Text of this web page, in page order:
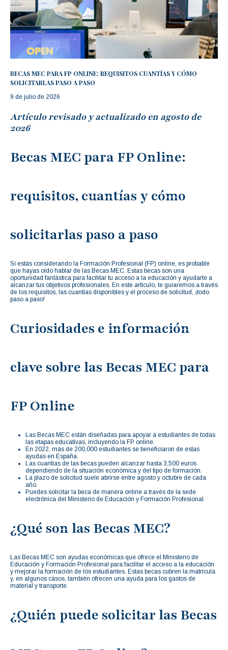
BECAS MEC PARA FP ONLINE: REQUISITOS CUANTÍAS Y CÓMO
SOLICITARLAS PASO A PASO
9 de julio de 2026
Artículo revisado y actualizado en agosto de
2026
Becas MEC para FP Online:
requisitos, cuantías y cómo
solicitarlas paso a paso
Si estás considerando la Formación Profesional (FP) online, es probable
que hayas oído hablar de las Becas MEC. Estas becas son una
oportunidad fantástica para facilitar tu acceso a la educación y ayudarte a
alcanzar tus objetivos profesionales. En este artículo, te guiaremos a través
de los requisitos, las cuantías disponibles y el proceso de solicitud, ¡todo
paso a paso!
Curiosidades e información
clave sobre las Becas MEC para
FP Online
Las Becas MEC están diseñadas para apoyar a estudiantes de todas
las etapas educativas, incluyendo la FP online.
En 2022, más de 200,000 estudiantes se beneficiaron de estas
ayudas en España.
Las cuantías de las becas pueden alcanzar hasta 3,500 euros
dependiendo de la situación económica y del tipo de formación.
La plazo de solicitud suele abrirse entre agosto y octubre de cada
año.
Puedes solicitar la beca de manera online a través de la sede
electrónica del Ministerio de Educación y Formación Profesional.
¿Qué son las Becas MEC?
Las Becas MEC son ayudas económicas que ofrece el Ministerio de
Educación y Formación Profesional para facilitar el acceso a la educación
y mejorar la formación de los estudiantes. Estas becas cubren la matrícula
y, en algunos casos, también ofrecen una ayuda para los gastos de
material y transporte.
¿Quién puede solicitar las Becas